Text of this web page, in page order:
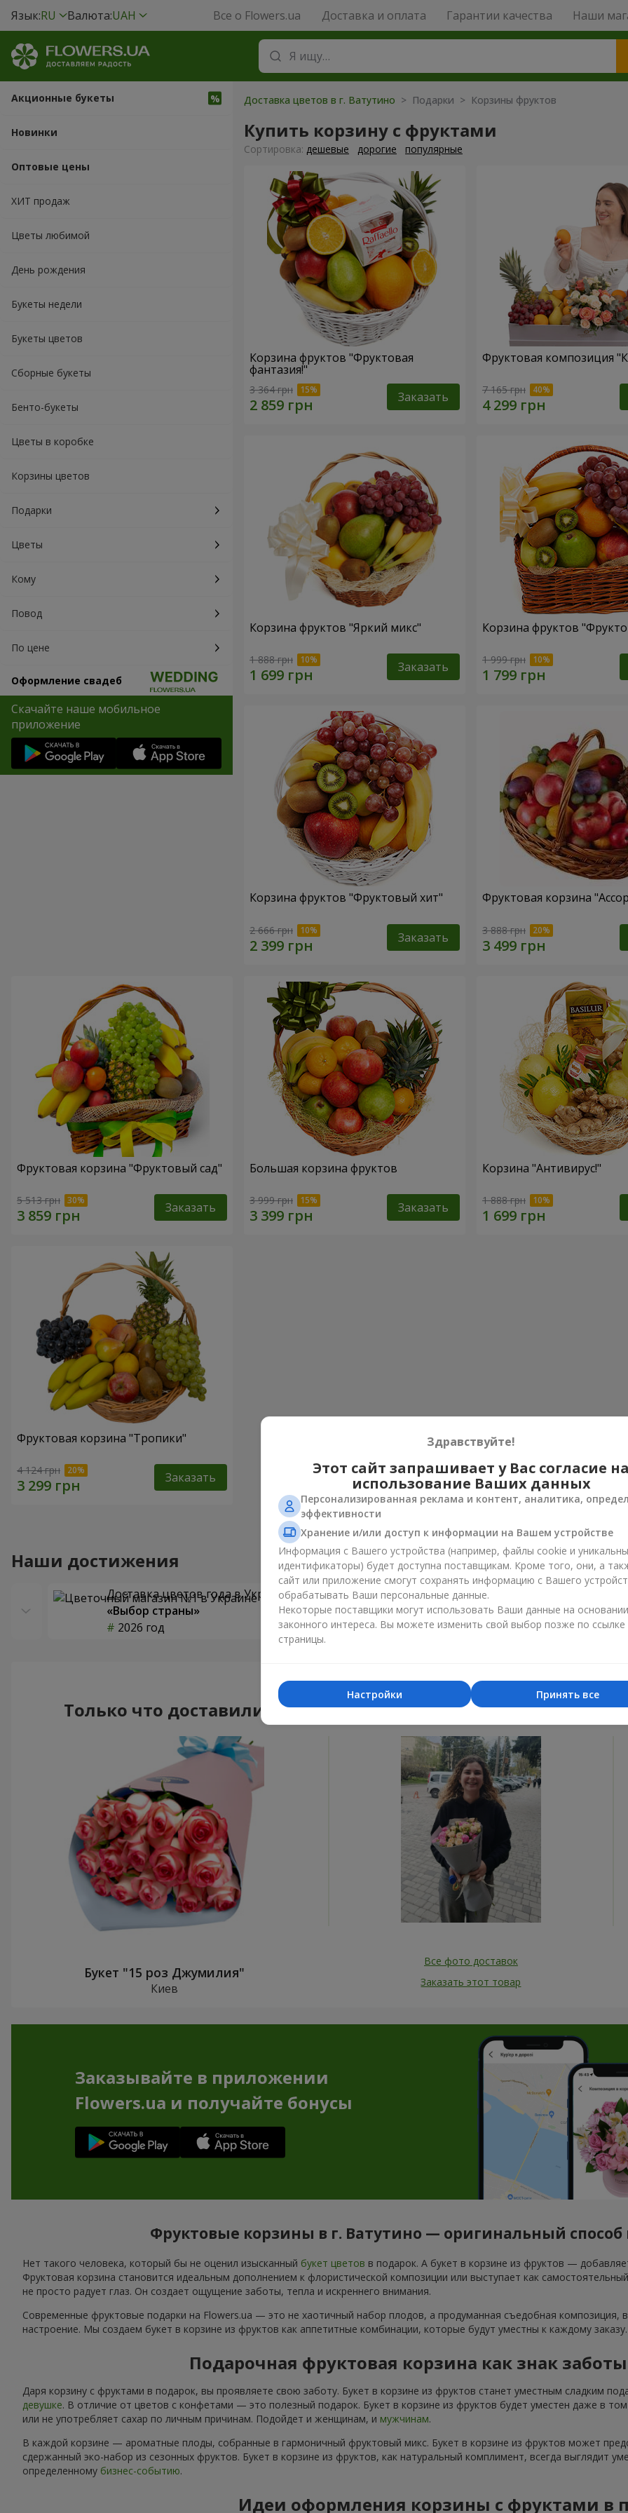
Язык:RU Валюта:UAH Все о Flowers.ua Доставка и оплата Гарантии качества Наши
Акционные букеты
Новинки
Оптовые цены
ХИТ продаж
Цветы любимой
День рождения
Букеты недели
Букеты цветов
Сборные букеты
Бенто-букеты
Цветы в коробке
Корзины цветов
Подарки
Цветы
Кому
Повод
По цене
Оформление свадеб
Скачайте наше мобильное
приложение
Доставка цветов в г. Ватутино > Подарки > Корзины фруктов
Купить корзину с фруктами
Cортировка: дешевые дорогие популярные
Корзина фруктов "Фруктовая
фантазия!"
3 364 грн Заказать
Фруктовая композиция
7 165 грн
Корзина фруктов "Яркий микс"
1 888 грн Заказать
Корзина фруктов
1 999 грн
Корзина фруктов "Фруктовый хит"
2 666 грн Заказать
Фруктовая корзина
3 888 грн
Фруктовая корзина "Фруктовый сад"
5 513 грн Заказать
Большая корзина фруктов
3 999 грн Заказать
Корзина "Антивирус!"
1 888 грн
Фруктовая корзина "Тропики"
4 124 грн Заказать
Наши достижения
Доставка цветов года в Украине
«Выбор страны»
2026 год
Лучший цветочный магазин
«Ukrainian Business Award»
2026 год
«Выбор
2025
Только что доставили
Букет "15 роз Джумилия"
Киев
Фотогалерея
Все фото доставок
Заказать этот товар
Заказывайте в приложении
Flowers.ua и получайте бонусы
Фруктовые корзины в г. Ватутино — оригинальный способ
Нет такого человека, который бы не оценил изысканный букет цветов в подарок. А букет в корзине из фруктов —
Фруктовая корзина становится идеальным дополнением к флористической композиции или выступает как
не просто радует глаз. Он создает ощущение заботы, тепла и искреннего внимания.
Современные фруктовые подарки на Flowers.ua — это не хаотичный набор плодов, а продуманная съедобная
настроение. Мы создаем букет в корзине из фруктов как аппетитные комбинации, которые будут уместны к каждому заказу.
Подарочная фруктовая корзина как знак
Даря корзину с фруктами в подарок, вы проявляете свою заботу. Букет в корзине из фруктов станет уместным сладким
девушке. В отличие от цветов с конфетами — это полезный подарок. Букет в корзине из фруктов будет уместен даже в
или не употребляет сахар по личным причинам. Подойдет и женщинам, и мужчинам.
В каждой корзине — ароматные плоды, собранные в гармоничный фруктовый микс. Букет в корзине из фруктов может
сдержанный эко-набор из сезонных фруктов. Букет в корзине из фруктов, как натуральный комплимент, всегда выглядит
определенному бизнес-событию.
Идеи оформления корзины с фруктами в
Здравствуйте!
Этот сайт запрашивает у Вас согласие на
использование Ваших данных
Персонализированная реклама и контент, аналитика,
эффективности
Хранение и/или доступ к информации на Вашем устройстве
Информация с Вашего устройства (например, файлы cookie и
идентификаторы) будет доступна поставщикам. Кроме того, они, а
сайт или приложение смогут сохранять информацию с Вашего
обрабатывать Ваши персональные данные.
Некоторые поставщики могут использовать Ваши данные на основании
законного интереса. Вы можете изменить свой выбор позже по ссылке
страницы.
Принять все
Настройки